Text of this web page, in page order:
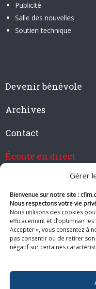
Gérer
Bienvenue sur notre site :
Nous respectons votre vie
Nous utilisons des cookies
efficacement et d’optimiser
Accepter », vous consentez à
pas consentir ou de retirer
négatif sur certaines
Publicité
Salle des nouvelles
Soutien technique
Devenir bénévole
Archives
Contact
Écoute en direct
Devenir membre de